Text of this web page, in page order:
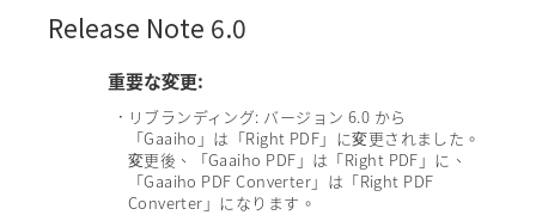
Release Note 6.0
重要な変更:
• リブランディング: バージョン 6.0 から
「Gaaiho」は「Right PDF」に変更されました。
変更後、「Gaaiho PDF」は「Right PDF」に、
「Gaaiho PDF Converter」は「Right PDF
Converter」になります。